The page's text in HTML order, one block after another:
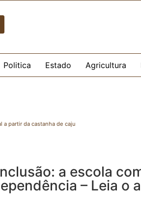
Politica Estado Agricultura
a partir da castanha de caju
a escola
– Leia o